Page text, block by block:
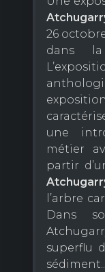
26
dans
une
métier
partir
l’arbre
Dans
superflu